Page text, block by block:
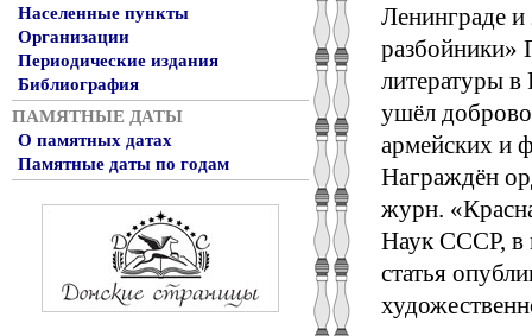
Населенные пункты
Организации
Периодические издания
Библиография
ПАМЯТНЫЕ ДАТЫ
О памятных датах
Памятные даты по годам
Ленинграде и
разбойники»
литературы в
ушёл
армейских и
Награждён
журн.
Наук СССР, в
статья